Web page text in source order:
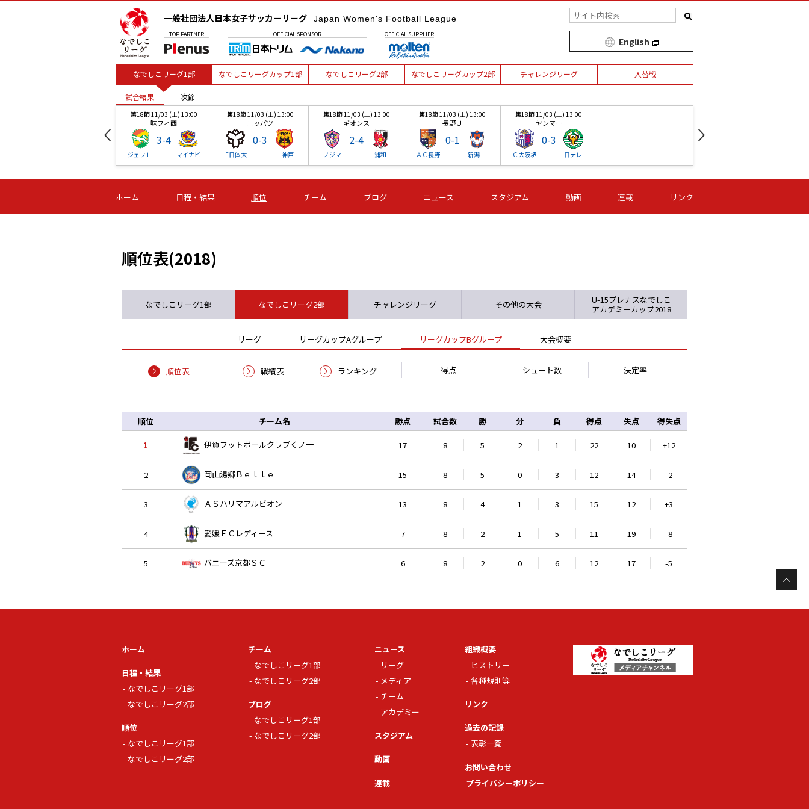
一般社団法人日本女子サッカーリーグ Japan Women's Football League
TOP PARTNER OFFICIAL SPONSOR OFFICIAL SUPPLIER
English
なでしこリーグ1部 なでしこリーグカップ1部 なでしこリーグ2部 なでしこリーグカップ2部 チャレンジリーグ 入替戦
試合結果 次節
第18節 11/03 (土) 13:00
味フィ西
ジェフＬ
3-4
マイナビ
第18節 11/03 (土) 13:00
ニッパツ
F日体大
0-3
Ｉ神戸
第18節 11/03 (土) 13:00
ギオンス
ノジマ
2-4
浦和
第18節 11/03 (土) 13:00
長野Ｕ
ＡＣ長野
0-1
新潟Ｌ
第18節 11/03 (土) 13:00
ヤンマー
Ｃ大阪堺
0-3
日テレ
第18節 11/03 (土) 13:00
味フィ西
3-4
第18節 11/03 (土) 13:00
ニッパツ
0-3
第18節 11/03 (土) 13:00
ギオンス
2-4
長野Ｕ
0-1
第18節 11/03 (土) 13:00
0-3 3-4
試合結果 次節
試合結果 次節
試合結果 次節
試合結果 次節
試合結果 次節
ホーム 日程・結果 順位 チーム ブログ ニュース スタジアム 動画 連載 リンク
順位表(2018)
なでしこリーグ1部 なでしこリーグ2部
リーグ リーグカップAグループ リーグカップBグループ 大会概要
チャレンジリーグ その他の大会
U-15プレナスなでしこ
アカデミーカップ2018
順位表 戦績表 ランキング 得点 シュート数 決定率
順位 チーム名 勝点 試合数 勝 分 負 得点 失点 得失点
1 伊賀フットボールクラブくノ一 17 8 5 2 1 22 10 +12
2 岡山湯郷Ｂｅｌｌｅ 15 8 5 0 3 12 14 -2
3 ＡＳハリマアルビオン 13 8 4 1 3 15 12 +3
4 愛媛ＦＣレディース 7 8 2 1 5 11 19 -8
5 バニーズ京都ＳＣ 6 8 2 0 6 12 17 -5
ホーム
日程・結果
なでしこリーグ1部
なでしこリーグ2部
順位
なでしこリーグ1部
なでしこリーグ2部
チーム
なでしこリーグ1部
なでしこリーグ2部
ブログ
なでしこリーグ1部
なでしこリーグ2部
ニュース
リーグ
メディア
チーム
アカデミー
スタジアム
動画
連載
組織概要
ヒストリー
各種規則等
リンク
過去の記録
表彰一覧
お問い合わせ
プライバシーポリシー